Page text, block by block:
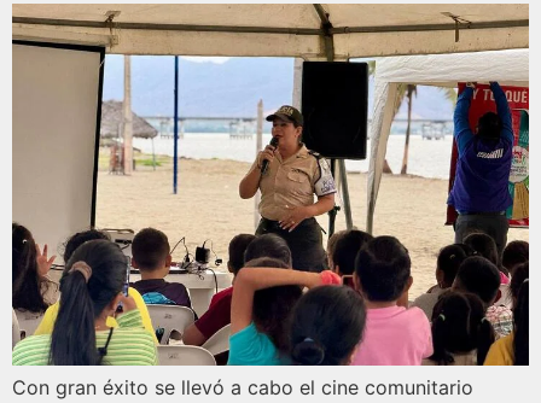
Con gran éxito se llevó a cabo el cine comunitario